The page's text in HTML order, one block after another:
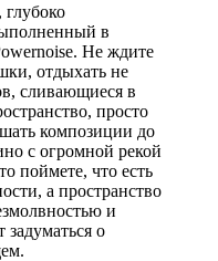
в
Не ждите
отдыхать не
сливающиеся в
просто
композиции до
с огромной рекой
поймете, что есть
а пространство
и
задуматься о